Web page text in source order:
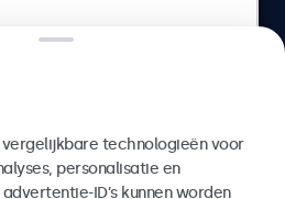
technologieën voor
personalisatie en
ID’s kunnen worden